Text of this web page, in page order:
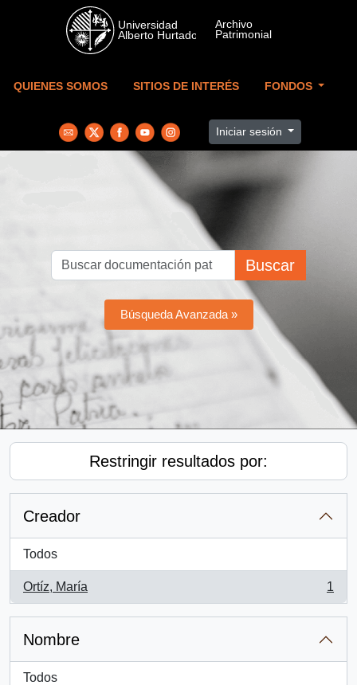
Skip to main content
QUIENES SOMOS SITIOS DE INTERÉS FONDOS
Iniciar sesión
Buscar
Búsqueda Avanzada »
Restringir resultados por:
Creador
Todos
Ortíz, María
, 1 resultados
1
Nombre
Todos